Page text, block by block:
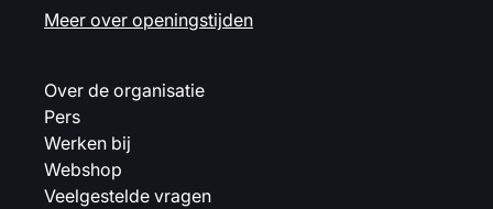
Meer over openingstijden
Over de organisatie
Pers
Werken bij
Webshop
Veelgestelde vragen